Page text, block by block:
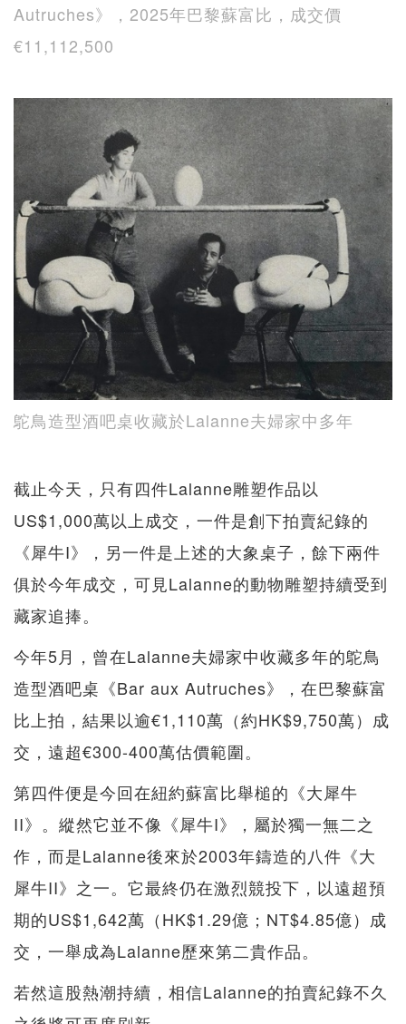
Autruches》，2025年巴黎蘇富比，成交價
€11,112,500
鴕鳥造型酒吧桌收藏於Lalanne夫婦家中多年
截止今天，只有四件Lalanne雕塑作品以
US$1,000萬以上成交，一件是創下拍賣紀錄的
《犀牛I》，另一件是上述的大象桌子，餘下兩件
俱於今年成交，可見Lalanne的動物雕塑持續受到
藏家追捧。
今年5月，曾在Lalanne夫婦家中收藏多年的鴕鳥
造型酒吧桌《Bar aux Autruches》，在巴黎蘇富
比上拍，結果以逾€1,110萬（約HK$9,750萬）成
交，遠超€300-400萬估價範圍。
第四件便是今回在紐約蘇富比舉槌的《大犀牛
II》。縱然它並不像《犀牛I》，屬於獨一無二之
作，而是Lalanne後來於2003年鑄造的八件《大
犀牛II》之一。它最終仍在激烈競投下，以遠超預
期的US$1,642萬（HK$1.29億；NT$4.85億）成
交，一舉成為Lalanne歷來第二貴作品。
若然這股熱潮持續，相信Lalanne的拍賣紀錄不久